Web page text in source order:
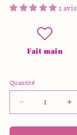
1 avis
Fait main
Quantité
Quantité
Réduire
la
quantité
la